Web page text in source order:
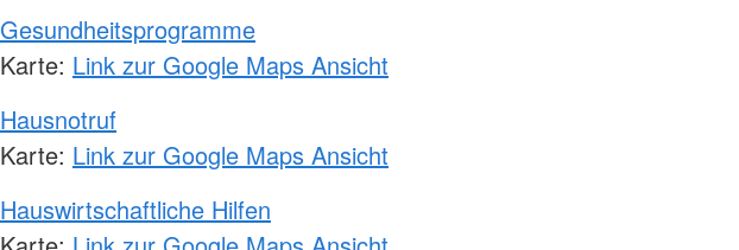
Gesundheitsprogramme
Karte: Link zur Google Maps Ansicht
Hausnotruf
Karte: Link zur Google Maps Ansicht
Hauswirtschaftliche Hilfen